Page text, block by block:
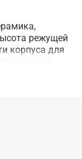
режущей
корпуса для
режущая
как при